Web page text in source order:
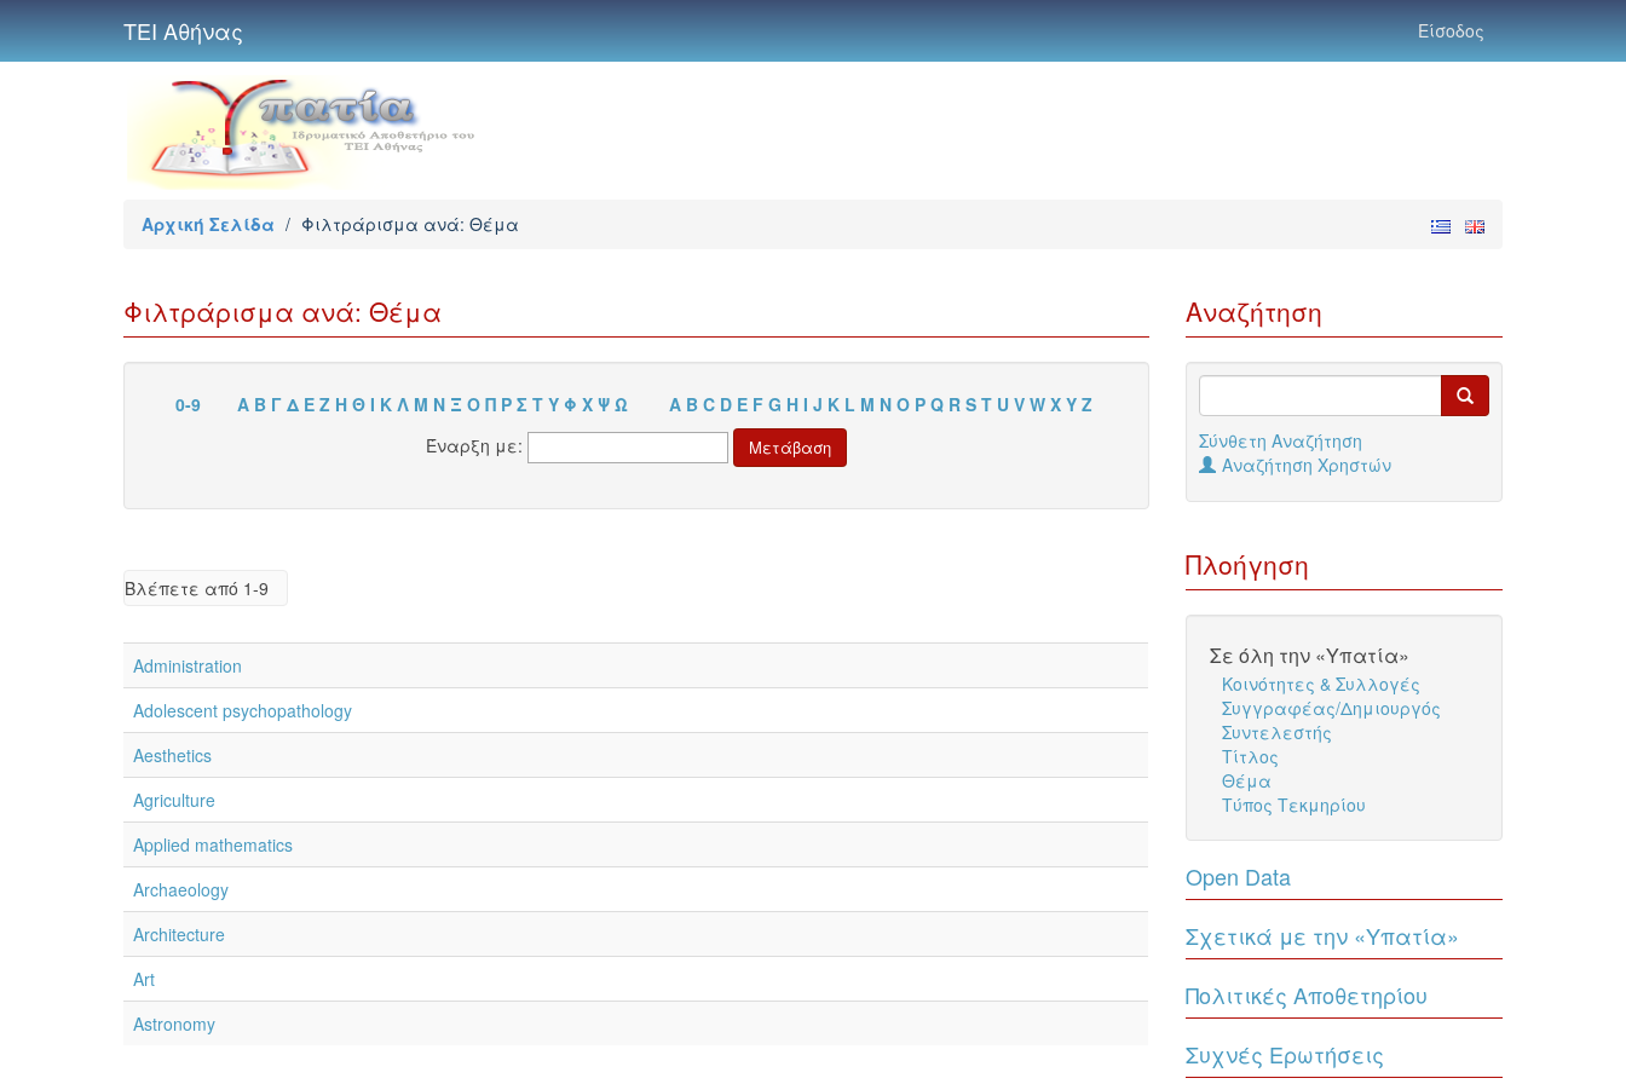
ΤΕΙ Αθήνας Είσοδος
Αρχική Σελίδα / Φιλτράρισμα ανά: Θέμα
Φιλτράρισμα ανά: Θέμα
0-9 Α Β Γ Δ Ε Ζ Η Θ Ι Κ Λ Μ Ν Ξ Ο Π Ρ Σ Τ Υ Φ Χ Ψ Ω A B C D E F G H I J K L M N O P Q R S T U V W X Y Z
Έναρξη με:
Βλέπετε από 1-9
Administration
Adolescent psychopathology
Aesthetics
Agriculture
Applied mathematics
Archaeology
Architecture
Art
Astronomy
Αναζήτηση
Σύνθετη Αναζήτηση
Αναζήτηση Χρηστών
Πλοήγηση
Σε όλη την «Υπατία»
Κοινότητες & Συλλογές
Συγγραφέας/Δημιουργός
Συντελεστής
Τίτλος
Θέμα
Τύπος Τεκμηρίου
Open Data
Σχετικά με την «Υπατία»
Πολιτικές Αποθετηρίου
Συχνές Ερωτήσεις